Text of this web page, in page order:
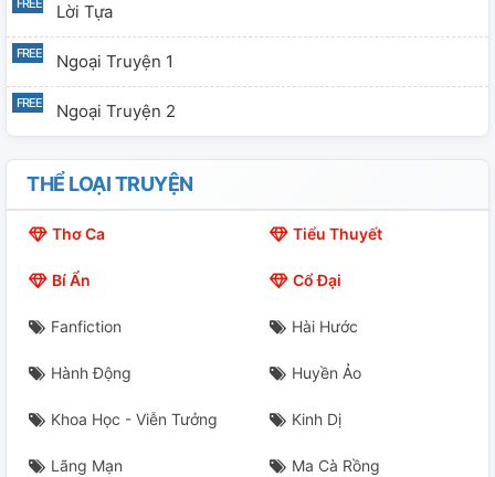
Lời Tựa
Ngoại Truyện 1
Ngoại Truyện 2
THỂ LOẠI TRUYỆN
Thơ Ca Tiểu Thuyết
Bí Ẩn Cổ Đại
Fanfiction Hài Hước
Hành Động Huyền Ảo
Khoa Học - Viễn Tưởng Kinh Dị
Lãng Mạn Ma Cà Rồng